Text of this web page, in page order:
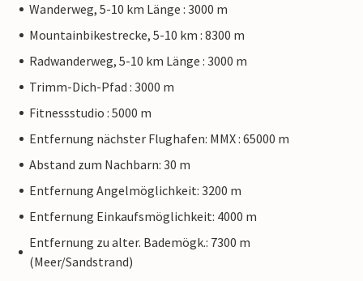
Wanderweg, 5-10 km Länge : 3000 m
Mountainbikestrecke, 5-10 km : 8300 m
Radwanderweg, 5-10 km Länge : 3000 m
Trimm-Dich-Pfad : 3000 m
Fitnessstudio : 5000 m
Entfernung nächster Flughafen: MMX : 65000 m
Abstand zum Nachbarn: 30 m
Entfernung Angelmöglichkeit: 3200 m
Entfernung Einkaufsmöglichkeit: 4000 m
Entfernung zu alter. Bademögk.: 7300 m
(Meer/Sandstrand)